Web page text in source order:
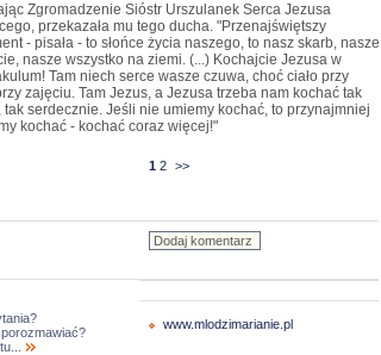
Zgromadzenie Sióstr Urszulanek Serca Jezusa
przekazała mu tego ducha. "Przenajświętszy
- pisała - to słońce życia naszego, to nasz skarb, nasze
nasze wszystko na ziemi. (...) Kochajcie Jezusa w
Tam niech serce wasze czuwa, choć ciało przy
zajęciu. Tam Jezus, a Jezusa trzeba nam kochać tak
tak serdecznie. Jeśli nie umiemy kochać, to przynajmniej
kochać - kochać coraz więcej!"
1 2 >>
www.mlodzimarianie.pl